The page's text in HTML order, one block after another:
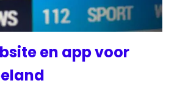
en app voor